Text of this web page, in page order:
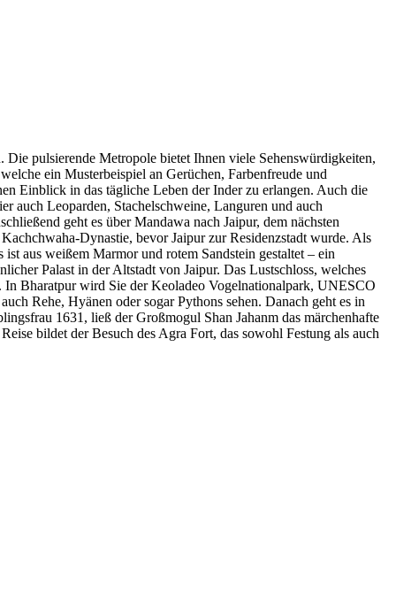
pulsierende Metropole bietet Ihnen viele Sehenswürdigkeiten,
ein Musterbeispiel an Gerüchen, Farbenfreude und
Einblick in das tägliche Leben der Inder zu erlangen. Auch die
auch Leoparden, Stachelschweine, Languren und auch
geht es über Mandawa nach Jaipur, dem nächsten
Dynastie, bevor Jaipur zur Residenzstadt wurde. Als
aus weißem Marmor und rotem Sandstein gestaltet – ein
Palast in der Altstadt von Jaipur. Das Lustschloss, welches
In Bharatpur wird Sie der Keoladeo Vogelnationalpark, UNESCO
Rehe, Hyänen oder sogar Pythons sehen. Danach geht es in
1631, ließ der Großmogul Shan Jahanm das märchenhafte
bildet der Besuch des Agra Fort, das sowohl Festung als auch